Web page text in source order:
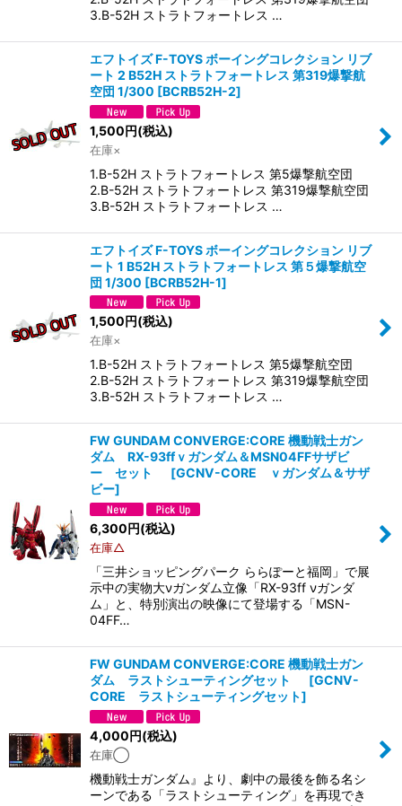
3.B-52H ストラトフォートレス …
エフトイズ F-TOYS ボーイングコレクション リブ
ート 2 B52H ストラトフォートレス 第319爆撃航
空団 1/300 [BCRB52H-2]
1,500円(税込)
在庫×
1.B-52H ストラトフォートレス 第5爆撃航空団
2.B-52H ストラトフォートレス 第319爆撃航空団
3.B-52H ストラトフォートレス …
エフトイズ F-TOYS ボーイングコレクション リブ
ート 1 B52H ストラトフォートレス 第５爆撃航空
団 1/300 [BCRB52H-1]
1,500 円(税込)
在庫×
1.B-52H ストラトフォートレス 第5爆撃航空団
2.B-52H ストラトフォートレス 第319爆撃航空団
3.B-52H ストラトフォートレス …
FW GUNDAM CONVERGE:CORE 機動戦士ガン
ダム RX-93ffｖガンダム＆MSN04FFサザビ
ー セット
[GCNV-CORE ｖガンダム＆サザ
ビー]
6,300円(税込)
在庫△
「三井ショッピングパーク ららぽーと福岡」で展
示中の実物大νガンダム立像「RX-93ff νガンダ
ム」と、特別演出の映像にて登場する「MSN-
04FF…
FW GUNDAM CONVERGE:CORE 機動戦士ガン
ダム ラストシューティングセット
[GCNV-
CORE ラストシューティングセット]
4,000円(税込)
在庫◯
機動戦士ガンダム』より、劇中の最後を飾る名シ
ーンである「ラストシューティング」を再現でき